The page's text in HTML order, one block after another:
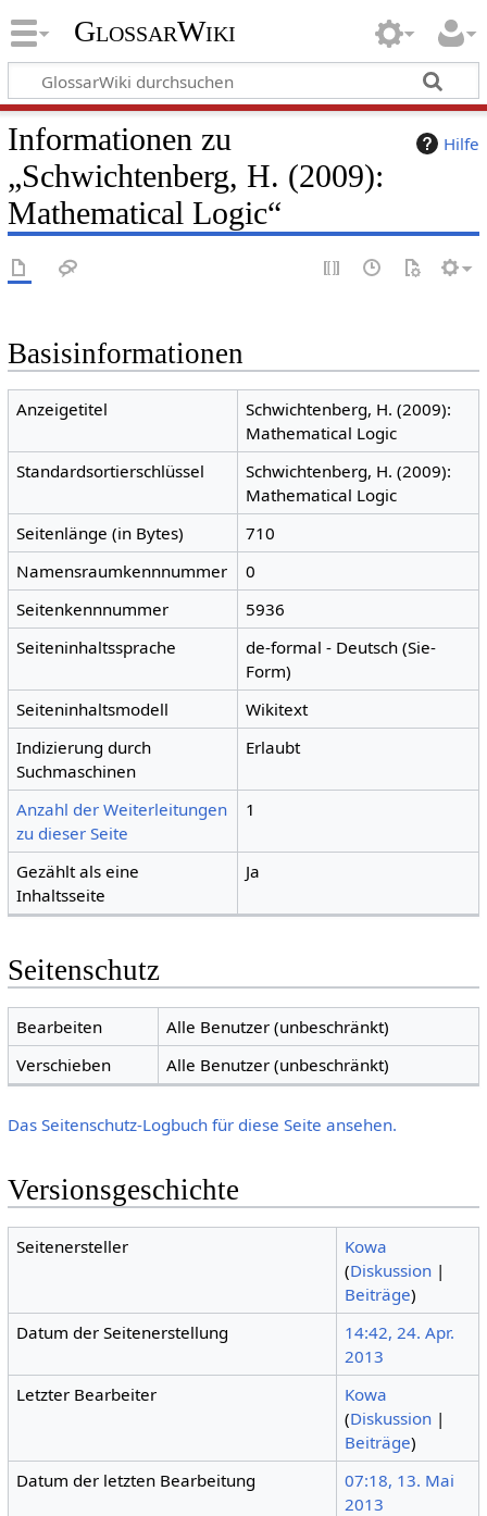
GlossarWiki
Hilfe
Informationen zu
„Schwichtenberg, H. (2009):
Mathematical Logic“
Basisinformationen
Anzeigetitel
Schwichtenberg, H. (2009):
Mathematical Logic
Standardsortierschlüssel
Schwichtenberg, H. (2009):
Mathematical Logic
Seitenlänge (in Bytes)
710
Namensraumkennnummer
0
Seitenkennnummer
5936
Seiteninhaltssprache
de-formal - Deutsch (Sie-
Form)
Seiteninhaltsmodell
Wikitext
Indizierung durch
Suchmaschinen
Erlaubt
Anzahl der Weiterleitungen
zu dieser Seite
1
Gezählt als eine
Inhaltsseite
Ja
Seitenschutz
Bearbeiten
Alle Benutzer (unbeschränkt)
Verschieben
Alle Benutzer (unbeschränkt)
Das Seitenschutz-Logbuch für diese Seite ansehen.
Versionsgeschichte
Seitenersteller
Kowa
(Diskussion |
Beiträge)
Datum der Seitenerstellung
14:42, 24. Apr.
2013
Letzter Bearbeiter
Kowa
(Diskussion |
Beiträge)
Datum der letzten Bearbeitung
07:18, 13. Mai
2013